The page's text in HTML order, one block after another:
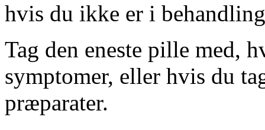
hvis du ikke er i
Tag den eneste pille med,
symptomer, eller hvis du
præparater.